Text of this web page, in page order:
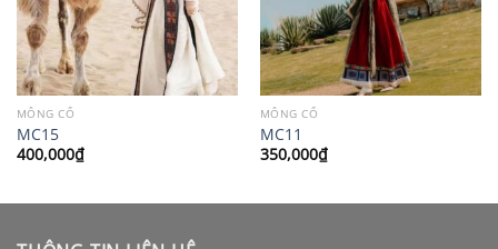
MÔNG CỔ
MC15
400,000₫
MÔNG CỔ
MC11
350,000₫